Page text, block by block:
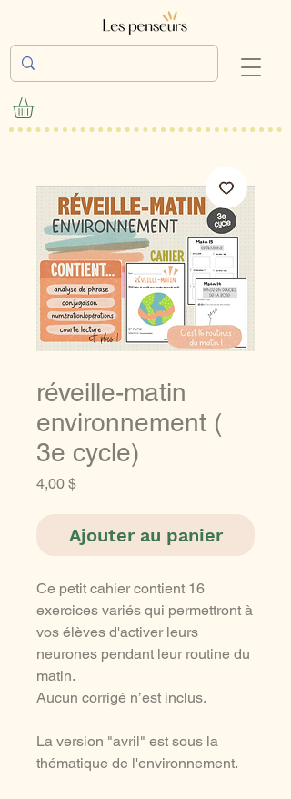
réveille-matin
environnement (
3e cycle)
4,00 $Prix
Ajouter au panier
Ce petit cahier contient 16
exercices variés qui permettront à
vos élèves d'activer leurs
neurones pendant leur routine du
matin.
Aucun corrigé n’est inclus.
La version "avril" est sous la
thématique de l'environnement.